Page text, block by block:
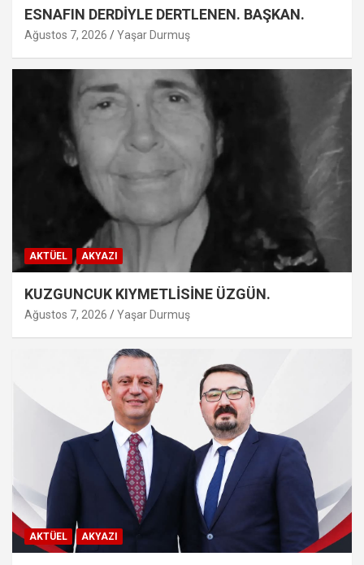
ESNAFIN DERDİYLE DERTLENEN. BAŞKAN.
Ağustos 7, 2026 Yaşar Durmuş
AKTÜEL AKYAZI
KUZGUNCUK KIYMETLİSİNE ÜZGÜN.
Ağustos 7, 2026 Yaşar Durmuş
AKTÜEL AKYAZI